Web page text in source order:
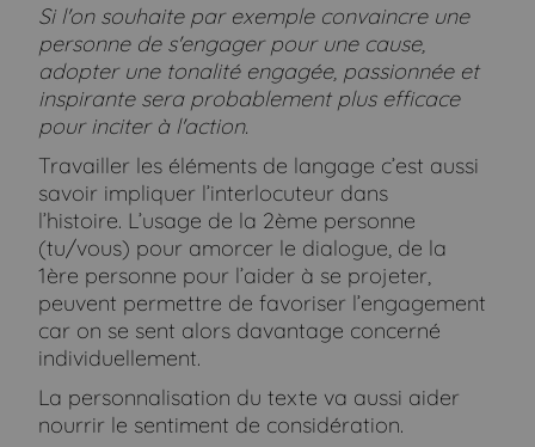
Si l'on souhaite par exemple convaincre une
personne de s'engager pour une cause,
adopter une tonalité engagée, passionnée et
inspirante sera probablement plus efficace
pour inciter à l'action.
Travailler les éléments de langage c’est aussi
savoir impliquer l’interlocuteur dans
l’histoire. L’usage de la 2ème personne
(tu/vous) pour amorcer le dialogue, de la
1ère personne pour l’aider à se projeter,
peuvent permettre de favoriser l’engagement
car on se sent alors davantage concerné
individuellement.
La personnalisation du texte va aussi aider
nourrir le sentiment de considération.